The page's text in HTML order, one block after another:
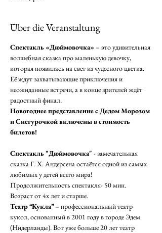
Über die Veranstaltung
Спектакль «Дюймовочка» – это удивительная
волшебная сказка про маленькую девочку,
которая появилась на свет из чудесного цветка.
Её ждут захватывающие приключения и
неожиданные встречи, а в конце зрителей ждёт
радостный финал.
Новогоднее представление с Дедом Морозом
и Снегурочкой включены в стоимость
билетов!
Спектакль "Дюймовочка" - замечательная
сказка Г. Х. Андерсена остаётся одной из самых
любимых у детей всего мира!
Продолжительность спектакля- 50 мин.
Возраст от 4х лет и старше.
Театр “Кукла” – профессиональный театр
кукол, основанный в 2001 году в городе Эдем
(Нидерланды). Вот уже больше 20 лет театр